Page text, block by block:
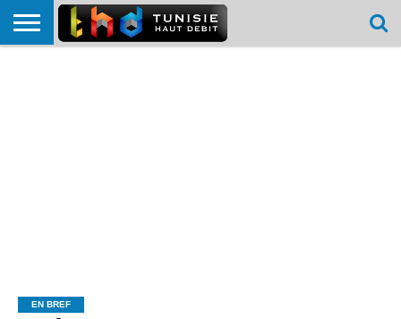
EN BREF